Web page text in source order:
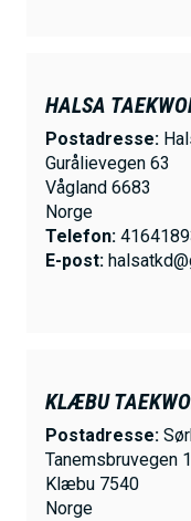
HALSA
Postadresse:
Gurålievegen 63
Vågland 6683
Norge
Telefon:
E-post:
KLÆBU
Postadresse:
Tanemsbruvegen
Klæbu 7540
Norge